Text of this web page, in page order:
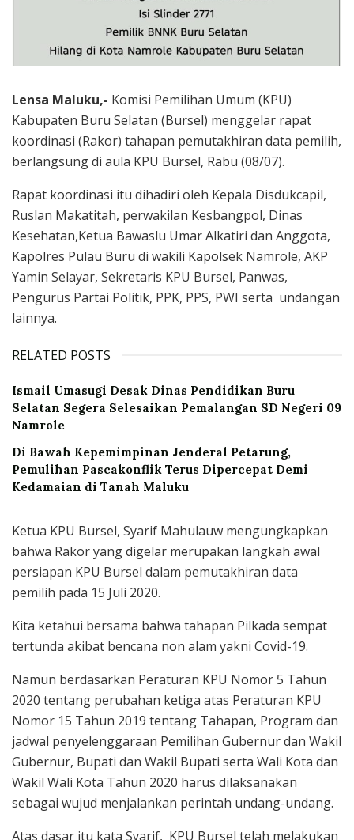
Lensa Maluku,- Komisi Pemilihan Umum (KPU)
Kabupaten Buru Selatan (Bursel) menggelar rapat
koordinasi (Rakor) tahapan pemutakhiran data pemilih,
berlangsung di aula KPU Bursel, Rabu (08/07).
Rapat koordinasi itu dihadiri oleh Kepala Disdukcapil,
Ruslan Makatitah, perwakilan Kesbangpol, Dinas
Kesehatan,Ketua Bawaslu Umar Alkatiri dan Anggota,
Kapolres Pulau Buru di wakili Kapolsek Namrole, AKP
Yamin Selayar, Sekretaris KPU Bursel, Panwas,
Pengurus Partai Politik, PPK, PPS, PWI serta undangan
lainnya.
RELATED POSTS
Ismail Umasugi Desak Dinas Pendidikan Buru
Selatan Segera Selesaikan Pemalangan SD Negeri 09
Namrole
Di Bawah Kepemimpinan Jenderal Petarung,
Pemulihan Pascakonflik Terus Dipercepat Demi
Kedamaian di Tanah Maluku
Ketua KPU Bursel, Syarif Mahulauw mengungkapkan
bahwa Rakor yang digelar merupakan langkah awal
persiapan KPU Bursel dalam pemutakhiran data
pemilih pada 15 Juli 2020.
Kita ketahui bersama bahwa tahapan Pilkada sempat
tertunda akibat bencana non alam yakni Covid-19.
Namun berdasarkan Peraturan KPU Nomor 5 Tahun
2020 tentang perubahan ketiga atas Peraturan KPU
Nomor 15 Tahun 2019 tentang Tahapan, Program dan
jadwal penyelenggaraan Pemilihan Gubernur dan Wakil
Gubernur, Bupati dan Wakil Bupati serta Wali Kota dan
Wakil Wali Kota Tahun 2020 harus dilaksanakan
sebagai wujud menjalankan perintah undang-undang.
Atas dasar itu kata Syarif, KPU Bursel telah melakukan